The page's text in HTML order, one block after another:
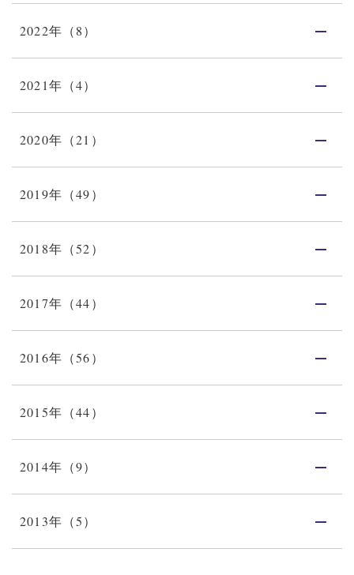
2022年（8）
2021年（4）
2020年（21）
2019年（49）
2018年（52）
2017年（44）
2016年（56）
2015年（44）
2014年（9）
2013年（5）